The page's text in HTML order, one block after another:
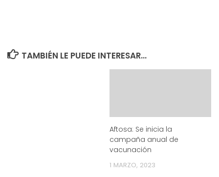
TAMBIÉN LE PUEDE INTERESAR...
Aftosa: Se inicia la
campaña anual de
vacunación
1 MARZO, 2023